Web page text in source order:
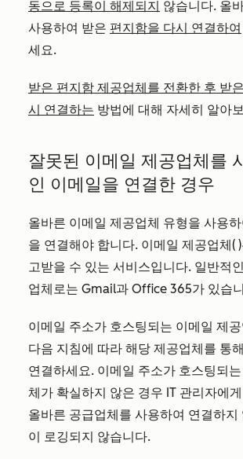
동으로 등록이 해제되지 않습니다. 올
사용하여 받은 편지함을 다시 연결하여
세요.
받은 편지함 제공업체를 전환한 후 받
시 연결하는 방법에 대해 자세히 알아
잘못된 이메일 제공업체를
인 이메일을 연결한 경우
올바른 이메일 제공업체 유형을 사용
을 연결해야 합니다. 이메일 제공업체(
고받을 수 있는 서비스입니다. 일반적
업체로는 Gmail과 Office 365가 있습
이메일 주소가 호스팅되는 이메일 제
다음 지침에 따라 해당 제공업체를 통
연결하세요. 이메일 주소가 호스팅되
체가 확실하지 않은 경우 IT 관리자에
올바른 공급업체를 사용하여 연결하지
이 로깅되지 않습니다.